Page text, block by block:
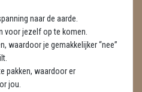
naar de aarde.
voor jezelf op te komen.
waardoor je gemakkelijker “nee”
pakken, waardoor er
jou.